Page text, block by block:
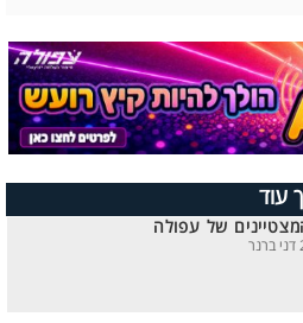
עוד
של עפולה